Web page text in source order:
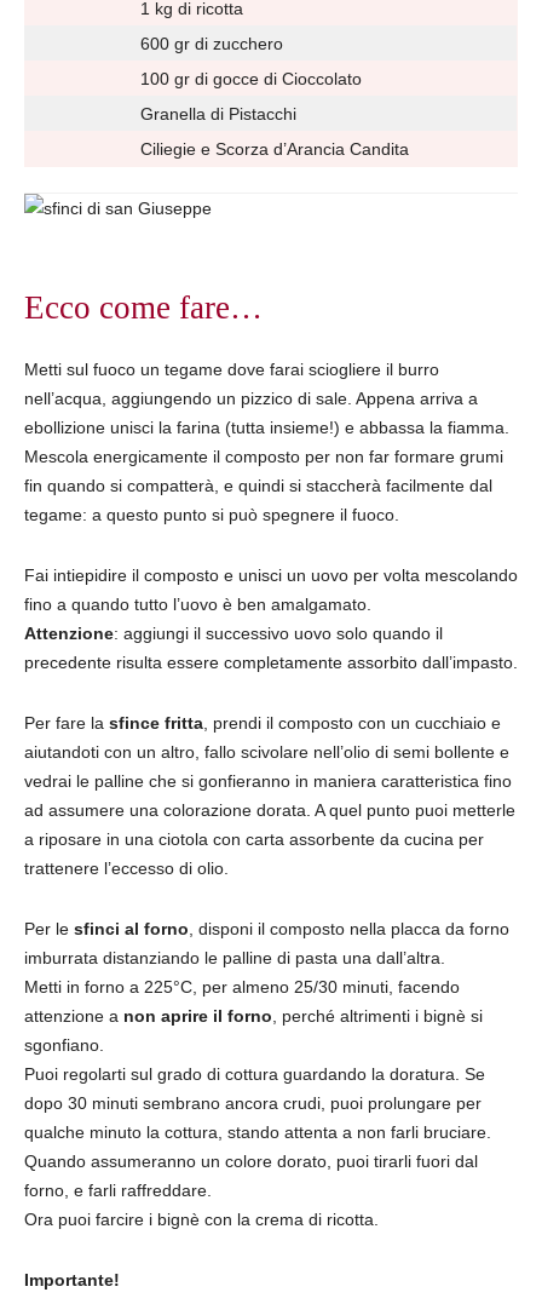
1 kg di ricotta
600 gr di zucchero
100 gr di gocce di Cioccolato
Granella di Pistacchi
Ciliegie e Scorza d’Arancia Candita
Ecco come fare…
Metti sul fuoco un tegame dove farai sciogliere il burro
nell’acqua, aggiungendo un pizzico di sale. Appena arriva a
ebollizione unisci la farina (tutta insieme!) e abbassa la fiamma.
Mescola energicamente il composto per non far formare grumi
fin quando si compatterà, e quindi si staccherà facilmente dal
tegame: a questo punto si può spegnere il fuoco.
Fai intiepidire il composto e unisci un uovo per volta mescolando
fino a quando tutto l’uovo è ben amalgamato.
Attenzione: aggiungi il successivo uovo solo quando il
precedente risulta essere completamente assorbito dall’impasto.
Per fare la sfince fritta , prendi il composto con un cucchiaio e
aiutandoti con un altro, fallo scivolare nell’olio di semi bollente e
vedrai le palline che si gonfieranno in maniera caratteristica fino
ad assumere una colorazione dorata. A quel punto puoi metterle
a riposare in una ciotola con carta assorbente da cucina per
trattenere l’eccesso di olio.
Per le sfinci al forno , disponi il composto nella placca da forno
imburrata distanziando le palline di pasta una dall’altra.
Metti in forno a 225°C, per almeno 25/30 minuti, facendo
attenzione a non aprire il forno , perché altrimenti i bignè si
sgonfiano.
Puoi regolarti sul grado di cottura guardando la doratura. Se
dopo 30 minuti sembrano ancora crudi, puoi prolungare per
qualche minuto la cottura, stando attenta a non farli bruciare.
Quando assumeranno un colore dorato, puoi tirarli fuori dal
forno, e farli raffreddare.
Ora puoi farcire i bignè con la crema di ricotta.
Importante!